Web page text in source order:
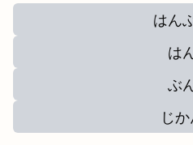
はん
は
ぶ
じ